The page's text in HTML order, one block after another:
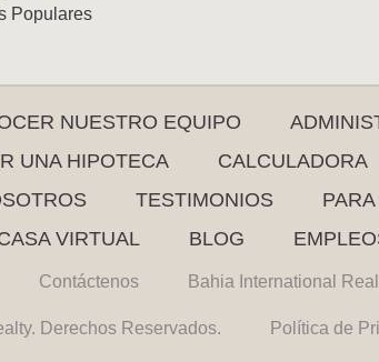
Populares
NUESTRO EQUIPO
UNA HIPOTECA CALCULADORA
TESTIMONIOS
VIRTUAL
BLOG
Contáctenos Bahia International
Derechos Reservados. Política de